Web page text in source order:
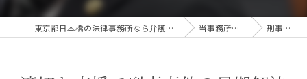
東京都日本橋の法律事務所なら弁護士 濵門俊也 当事務所の特徴 刑事事件